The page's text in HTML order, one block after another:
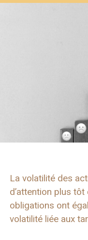
La volatilité des
d’attention plus
obligations ont
volatilité liée aux